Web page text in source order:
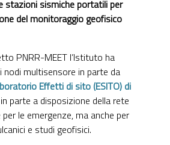
stazioni sismiche portatili per
del monitoraggio geofisico
PNRR-MEET l’Istituto ha
nodi multisensore in parte da
Effetti di sito (ESITO) di
parte a disposizione della rete
le emergenze, ma anche per
e studi geofisici.